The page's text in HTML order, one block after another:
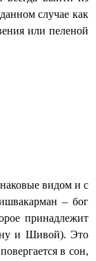
случае как
или пеленой
видом и с
– бог
принадлежит
и Шивой). Это
в сон,